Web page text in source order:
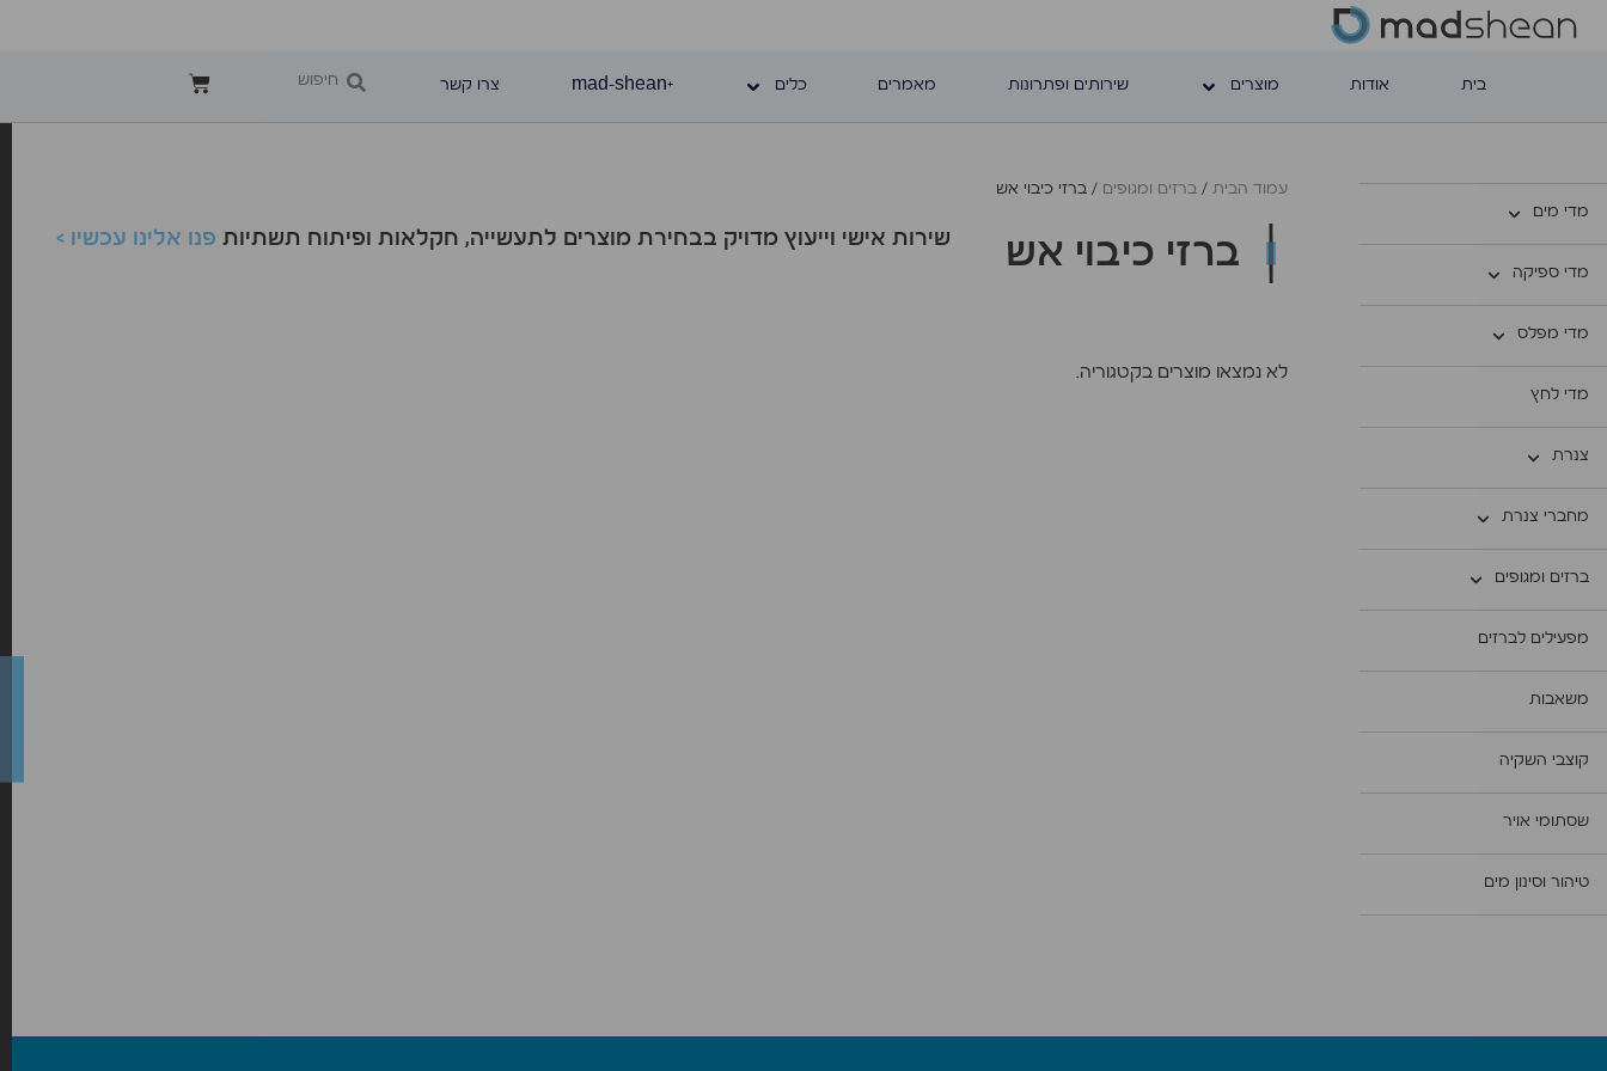
בית אודות מוצרים שירותים ופתרונות מאמרים כלים +mad-shean צרו קשר
מדי מים
מדי ספיקה
מדי מפלס
מדי לחץ
צנרת
מחברי צנרת
ברזים ומגופים
מפעילים לברזים
משאבות
קוצבי השקיה
שסתומי אויר
טיהור וסינון מים
עמוד הבית/ ברזים ומגופים / ברזי כיבוי אש
ברזי כיבוי אש שירות אישי וייעוץ מדויק בבחירת מוצרים לתעשייה, חקלאות ופיתוח תשתיות פנו אלינו עכשיו >
לא נמצאו מוצרים בקטגוריה.